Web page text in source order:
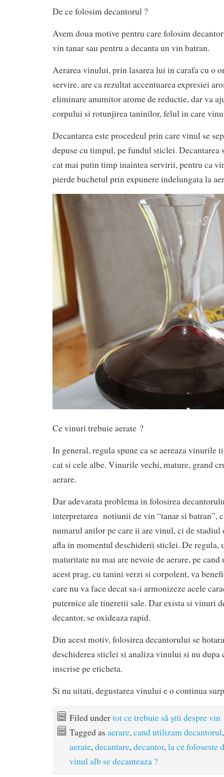
De ce folosim decantorul ?
Avem doua motive pentru care folosim
vin tanar sau pentru a decanta un vin batran.
Aerarea vinului, prin lasarea lui in carafa cu o
servire, are ca rezultat accentuarea expresiei
eliminare anumitor arome de reductie, dar va
corpului si rotunjirea taninilor, felul in care
Decantarea este procedeul prin care vinul se
depuse cu timpul, pe fundul sticlei. Decantarea
cat mai putin timp inaintea servirii, pentru ca
pierde buchetul prin expunere indelungata la
Ce vinuri trebuie aerate ?
In general, regula spune ca se aereaza vinurile
cat si cele albe. Vinurile vechi, mature, grand
aerare.
Dar adevarata problema in folosirea
interpretarea notiunii de vin “tanar si batran”,
numarul anilor pe care ii are vinul, ci de stadiul
afla in momentul deschiderii sticlei. De regula,
maturitate nu mai are nevoie de aerare, pe
acest prag, cu tanini verzi si corpolent, va
care nu va face decat sa-i armonizeze acele
puternice ale tineretii sale. Dar exista si vinuri
decantor, se oxideaza rapid.
Din acest motiv, folosirea decantorului se
deschiderea sticlei si analiza vinului si nu
inscrise pe eticheta.
Si nu uitati, degustarea vinului e o continua
Filed undertot ce trebuie să ştii despre vin
Tagged as aerare,cand utilizam decantorul
aerate,decantare,decantor,la ce foloseste
vinul alb se decanteaza ?